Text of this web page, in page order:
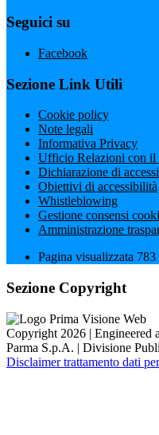
Seguici su
Facebook
Sezione Link Utili
Cookie policy
Note legali
Informativa Privacy
Ufficio Relazioni con il
Dichiarazione di
Obiettivi di accessibilità
Whistleblowing
Gestione consensi
Amministrazione
Pagina visualizzata 783
Sezione Copyright
Copyright 2026 | Engineered
Parma S.p.A. | Divisione
Disclaimer trattamento dati